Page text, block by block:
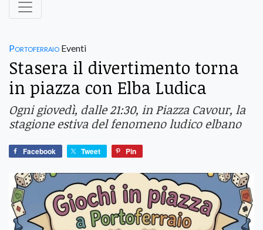
Portoferraio Eventi
Stasera il divertimento torna
in piazza con Elba Ludica
Ogni giovedì, dalle 21:30, in Piazza Cavour, la
stagione estiva del fenomeno ludico elbano
Facebook Tweet Pin